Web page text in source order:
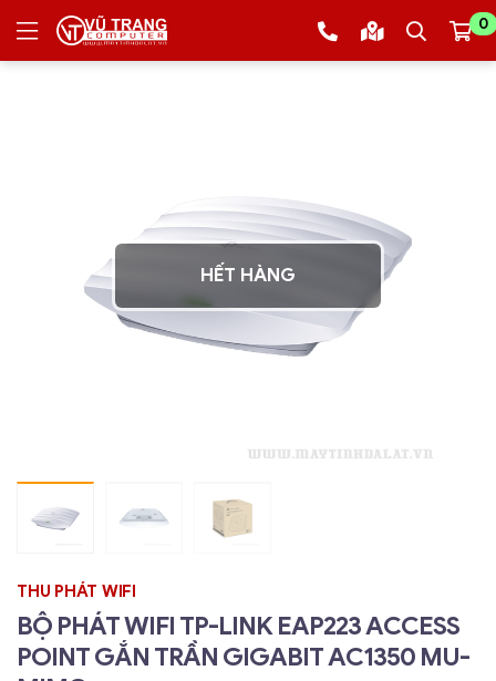
0
HẾT HÀNG
THU PHÁT WIFI
BỘ PHÁT WIFI TP-LINK EAP223 ACCESS
POINT GẮN TRẦN GIGABIT AC1350 MU-